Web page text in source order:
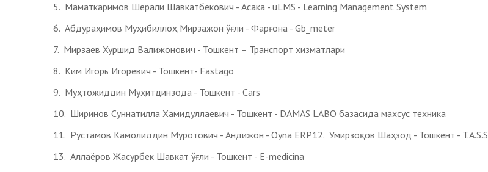
5. Маматкаримов Шерали Шавкатбекович - Асака - uLMS - Learning Management System
6. Абдураҳимов Муҳибиллоҳ Мирзажон ўғли - Фарғона - Gb_meter
7. Мирзаев Хуршид Валижонович - Тошкент – Транспорт хизматлари
8. Ким Игорь Игоревич - Тошкент- Fastago
9. Муҳтожиддин Муҳитдинзода - Тошкент - Сars
10. Ширинов Суннатилла Хамидуллаевич - Тошкент - DAMAS LABO базасида махсус техника
11. Рустамов Камолиддин Муротович - Андижон - Oyna ERP12. Умирзоқов Шаҳзод - Тошкент -
13. Аллаёров Жасурбек Шавкат ўғли - Тошкент - E-medicina